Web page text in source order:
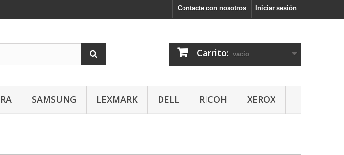
Iniciar sesión
Contacte con nosotros
Carrito: vacío
SAMSUNG LEXMARK DELL RICOH XEROX